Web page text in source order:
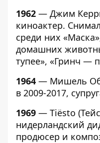
1962 — Джим
киноактер.
среди них
домашних
тупее», «Гринч —
1964 — Мишель
в 2009-2017,
1969 — Tiësto
нидерландский
продюсер и